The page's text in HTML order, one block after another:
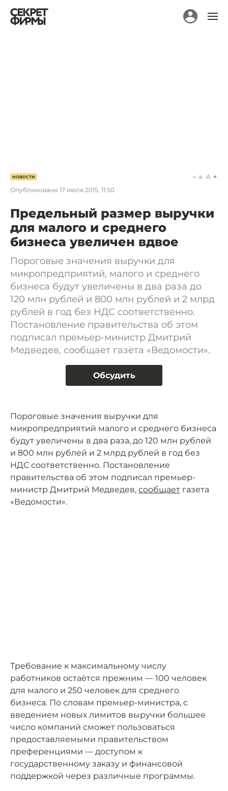
НОВОСТИ
Опубликовано 17 июля 2015, 11:50
a A
Предельный размер выручки
для малого и среднего
бизнеса увеличен вдвое
Пороговые значения выручки для
микропредприятий, малого и среднего
бизнеса будут увеличены в два раза до
120 млн рублей и 800 млн рублей и 2 млрд
рублей в год без НДС соответственно.
Постановление правительства об этом
подписал премьер-министр Дмитрий
Медведев, сообщает газета «Ведомости».
Обсудить
Пороговые значения выручки для
микропредприятий малого и среднего бизнеса
будут увеличены в два раза, до 120 млн рублей
и 800 млн рублей и 2 млрд рублей в год без
НДС соответственно. Постановление
правительства об этом подписал премьер-
министр Дмитрий Медведев, сообщает газета
«Ведомости».
Требование к максимальному числу
работников остаётся прежним — 100 человек
для малого и 250 человек для среднего
бизнеса. По словам премьер-министра, с
введением новых лимитов выручки большее
число компаний сможет пользоваться
предоставляемыми правительством
преференциями — доступом к
государственному заказу и финансовой
поддержкой через различные программы.